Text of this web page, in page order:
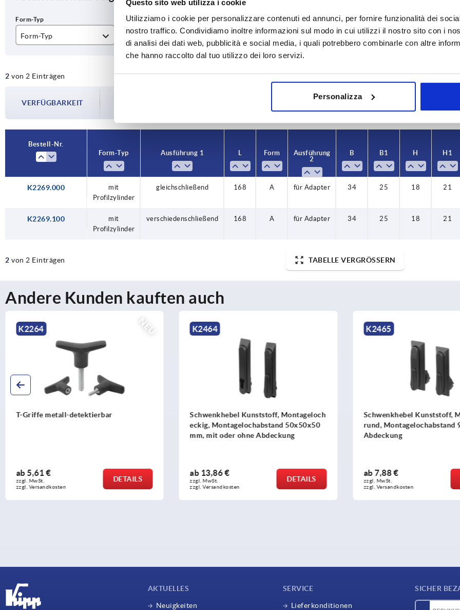
Questo sito web utilizza i cookie
Utilizziamo i cookie per personalizzare contenuti ed annunci, per fornire funzionalità dei
nostro traffico. Condividiamo inoltre informazioni sul modo in cui utilizzi il nostro sito con i
di analisi dei dati web, pubblicità e social media, i quali potrebbero combinarle con altre
che hanno raccolto dal tuo utilizzo dei loro servizi.
Personalizza
Form-Typ Ausführung 1
gleichschließend
L
168
Form Ausführung
2 von 2 Einträgen TABELLE VERGRÖSSERN
VERFÜGBARKEIT
Die Verfügbarkeiten werden in regelmäßigen Abständen mehrmals täglich aktualisiert.
Bestell-Nr.
Form-Typ
Ausführung 1 L Form
Ausführung
2
B B1 H H1
K2269.000
mit
Profilzylinder
gleichschließend 168 A für Adapter 34 25 18 21
K2269.100
mit
Profilzylinder
verschiedenschließend 168 A für Adapter 34 25 18 21
2 von 2 Einträgen TABELLE VERGRÖSSERN
Andere Kunden kauften auch
K2464
Schwenkhebel Kunststoff, Montageloch
ab13,86 €
zzgl. MwSt.
zzgl. Versandkosten
DETAILS
K2465
Schwenkhebel Kunststoff, Montageloch
rund, Montagelochabstand 95 mm, mit
Abdeckung
ab7,88 €
zzgl. MwSt.
zzgl. Versandkosten
DETAILS
K2463
Schwenkhebel Kunststoff,
eckig,
mm, mit Profil-Halbzylinder
ab17,64 €
zzgl. MwSt.
zzgl. Versandkosten
AKTUELLES
Neuigkeiten
SERVICE
Lieferkonditionen
SICHER